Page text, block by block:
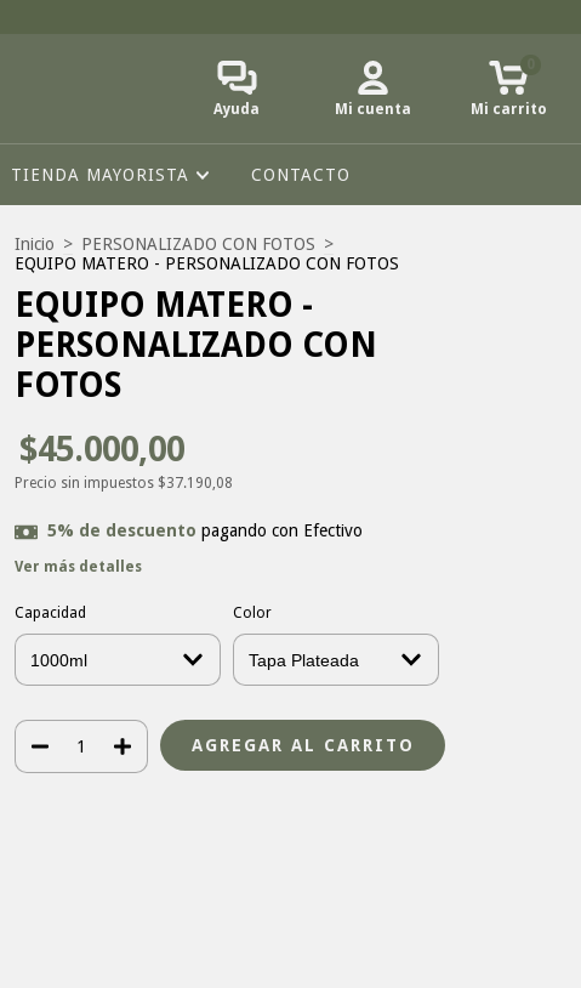
Ayuda Mi cuenta Mi carrito
TIENDA MAYORISTA CONTACTO
Inicio > PERSONALIZADO CON FOTOS >
EQUIPO MATERO - PERSONALIZADO CON FOTOS
EQUIPO MATERO -
PERSONALIZADO CON
FOTOS
$45.000,00
Precio sin impuestos $37.190,08
5% de descuento pagando con Efectivo
Ver más detalles
Capacidad Color